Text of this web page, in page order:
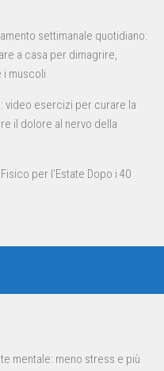
settimanale quotidiano:
a casa per dimagrire,
i muscoli
video esercizi per curare la
il dolore al nervo della
per l'Estate Dopo i 40
mentale: meno stress e più